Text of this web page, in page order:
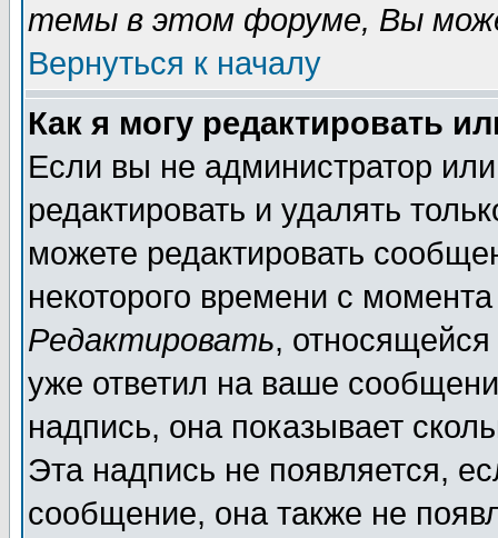
темы в этом форуме, Вы
Вернуться к началу
Как я могу редактировать
Если вы не администратор
редактировать и удалять
можете редактировать
некоторого времени с
Редактировать,
уже ответил на ваше
надпись, она показывает
Эта надпись не появляется,
сообщение, она также не